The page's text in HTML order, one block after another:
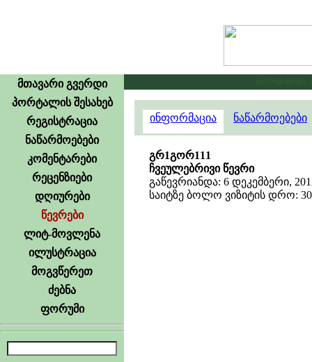
მთავარი გვერდი
პორტალის შესახებ
რეგისტრაცია
ნაწარმოებები
კომენტარები
რეცენზიები
დღიურები
წევრები
ლიტ-მოვლენა
ილუსტრაცია
მოგვწერეთ
ძებნა
ფორუმი
ინფორმაცია ნაწარმოებები
გრ1გორ111
ჩვეულებრივი წევრი
გაწევრიანდა: 6 დეკემბერი,
საიტზე ბოლო ვიზიტის დრო: 30